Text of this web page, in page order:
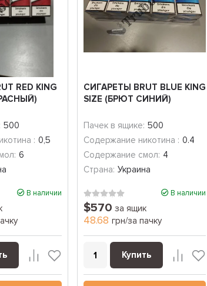
RED KING
500
: 0,5
6
В наличии
СИГАРЕТЫ BRUT BLUE KING
SIZE (БРЮТ СИНИЙ)
Пачек в ящике: 500
Содержание никотина : 0.4
Содержание смол: 4
Страна: Украина
В наличии
$570 за ящик
48.68 грн/за пачку
Купить